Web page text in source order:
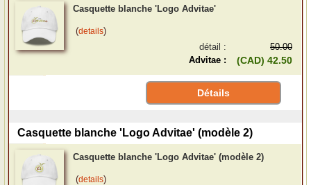
Casquette blanche 'Logo Advitae'
(details)
détail :
50.00
Advitae :
(CAD) 42.50
Détails
Casquette blanche 'Logo Advitae' (modèle 2)
Casquette blanche 'Logo Advitae' (modèle 2)
(details)